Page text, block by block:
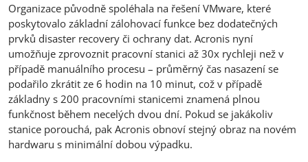
Organizace původně spoléhala na řešení VMware, které
poskytovalo základní zálohovací funkce bez dodatečných
prvků disaster recovery či ochrany dat. Acronis nyní
umožňuje zprovoznit pracovní stanici až 30x rychleji než v
případě manuálního procesu – průměrný čas nasazení se
podařilo zkrátit ze 6 hodin na 10 minut, což v případě
základny s 200 pracovními stanicemi znamená plnou
funkčnost během necelých dvou dní. Pokud se jakákoliv
stanice porouchá, pak Acronis obnoví stejný obraz na novém
hardwaru s minimální dobou výpadku.